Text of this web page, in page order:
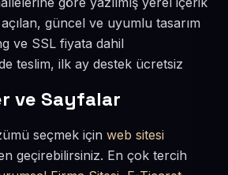
açılan, güncel ve uyumlu tasarım
ve SSL fiyata dahil
teslim, ilk ay destek ücretsiz
ve Sayfalar
seçmek için web sitesi
geçirebilirsiniz. En çok tercih